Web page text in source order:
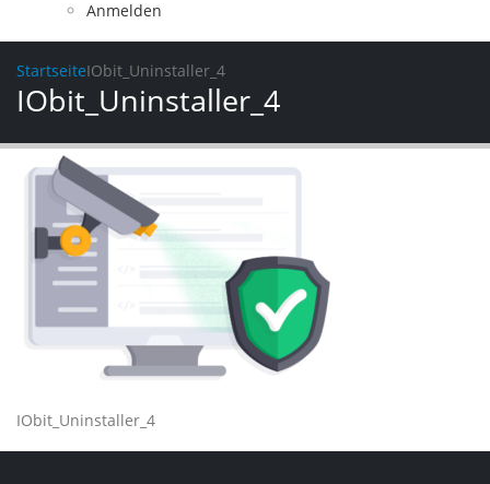
Anmelden
StartseiteIObit_Uninstaller_4
IObit_Uninstaller_4
IObit_Uninstaller_4